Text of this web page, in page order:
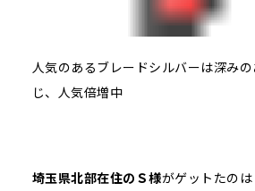
人気のあるブレードシルバーは深み
じ、人気倍増中
埼玉県北部在住のＳ様がゲットたの